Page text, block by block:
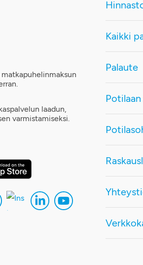
laadun,
varmistamiseksi.
Kaikki
Palaute